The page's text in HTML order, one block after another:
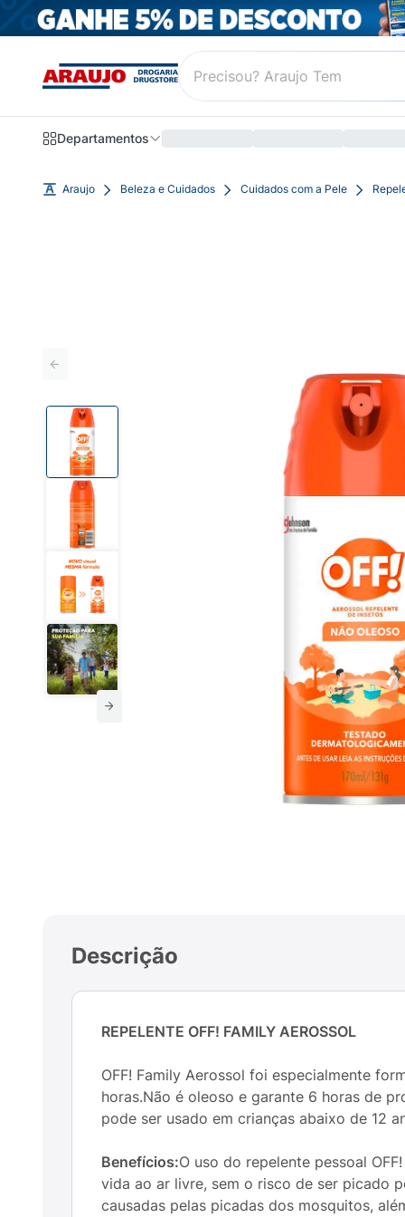
Departamentos
Araujo Beleza e Cuidados Cuidados com a Pele
Descrição
REPELENTE OFF! FAMILY AEROSSOL
OFF! Family Aerossol foi especialmente
horas.Não é oleoso e garante 6 horas de
pode ser usado em crianças abaixo de 12
Benefícios:O uso do repelente pessoal
vida ao ar livre, sem o risco de ser picado
causadas pelas picadas dos mosquitos,